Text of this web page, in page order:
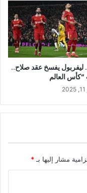
ليفربول يفسخ عقد صلاح..
العالم
مشار إليها بـ *